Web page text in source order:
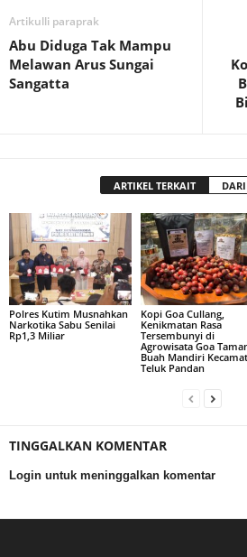
Artikulli paraprak
Abu Diduga Tak Mampu
Melawan Arus Sungai
Sangatta
ARTIKEL TERKAIT
Polres Kutim Musnahkan
Narkotika Sabu Senilai
Rp1,3 Miliar
Kopi Goa Cullang,
Kenikmatan Rasa
Tersembunyi di
Agrowisata Goa
Buah Mandiri
Teluk Pandan
TINGGALKAN KOMENTAR
Login untuk meninggalkan komentar